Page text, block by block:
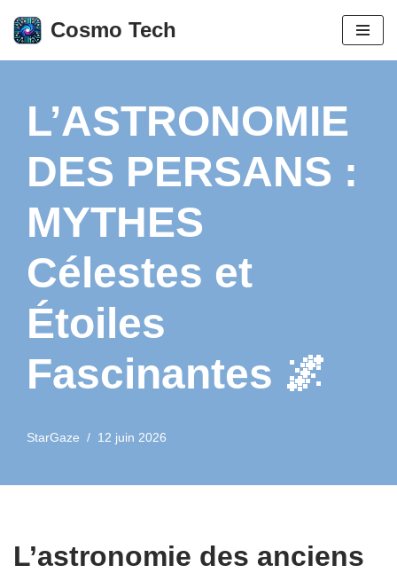
Aller
Cosmo Tech
L’ASTRONOMIE
DES PERSANS :
MYTHES
Célestes et
Étoiles
Fascinantes 🌌
StarGaze 12 juin 2026
L’astronomie des anciens